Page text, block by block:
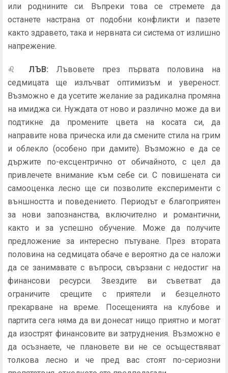
или роднините си. Въпреки това се стремете да
останете настрана от подобни конфликти и пазете
както здравето, така и нервната си система от излишно
напрежение.
♌ ЛЪВ: Лъвовете през първата половина на
седмицата ще излъчват оптимизъм и увереност.
Възможно е да усетите желание за радикална промяна
на имиджа си. Нуждата от ново и различно може да ви
подтикне да промените цвета на косата си, да
направите нова прическа или да смените стила на грим
и облекло (особено при дамите). Възможно е да се
държите по-ексцентрично от обичайното, с цел да
привлечете внимание към себе си. С повишената си
самооценка лесно ще си позволите експерименти с
външността и поведението. Периодът е благоприятен
за нови запознанства, включително и романтични,
както и за успешно обучение. Може да получите
предложение за интересно пътуване. През втората
половина на седмицата обаче е вероятно да се наложи
да се занимавате с въпроси, свързани с недостиг на
финансови ресурси. Звездите ви съветват да
ограничите срещите с приятели и безцелното
прекарване на време. Посещенията на клубове и
партита сега няма да ви донесат нищо приятно и могат
да изострят финансовите ви затруднения. Възможно е
да осъзнаете, че плановете ви не се осъществяват
толкова лесно и че пред вас стоят по-сериозни